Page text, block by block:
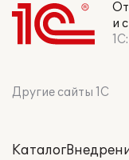
и
Другие сайты 1С
Каталог